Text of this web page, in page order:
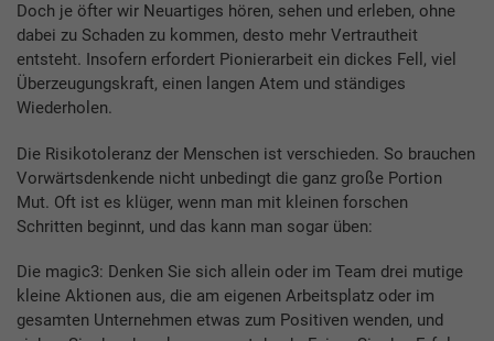
Doch je öfter wir Neuartiges hören, sehen und erleben, ohne
dabei zu Schaden zu kommen, desto mehr Vertrautheit
entsteht. Insofern erfordert Pionierarbeit ein dickes Fell, viel
Überzeugungskraft, einen langen Atem und ständiges
Wiederholen.
Die Risikotoleranz der Menschen ist verschieden. So brauchen
Vorwärtsdenkende nicht unbedingt die ganz große Portion
Mut. Oft ist es klüger, wenn man mit kleinen forschen
Schritten beginnt, und das kann man sogar üben:
Die magic3: Denken Sie sich allein oder im Team drei mutige
kleine Aktionen aus, die am eigenen Arbeitsplatz oder im
gesamten Unternehmen etwas zum Positiven wenden, und